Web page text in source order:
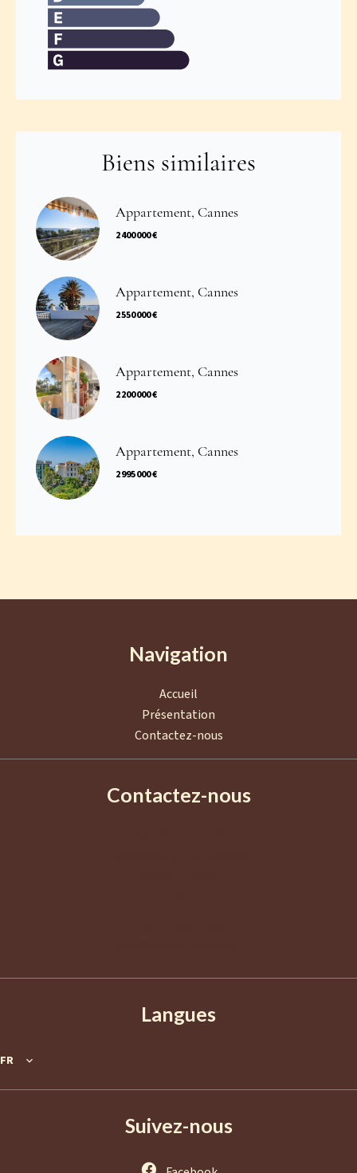
Biens similaires
Appartement, Cannes
2 400 000 €
Appartement, Cannes
2 550 000 €
Appartement, Cannes
2 200 000 €
Appartement, Cannes
2 995 000 €
Navigation
Accueil
Présentation
Contactez-nous
Contactez-nous
Langues
FR
Suivez-nous